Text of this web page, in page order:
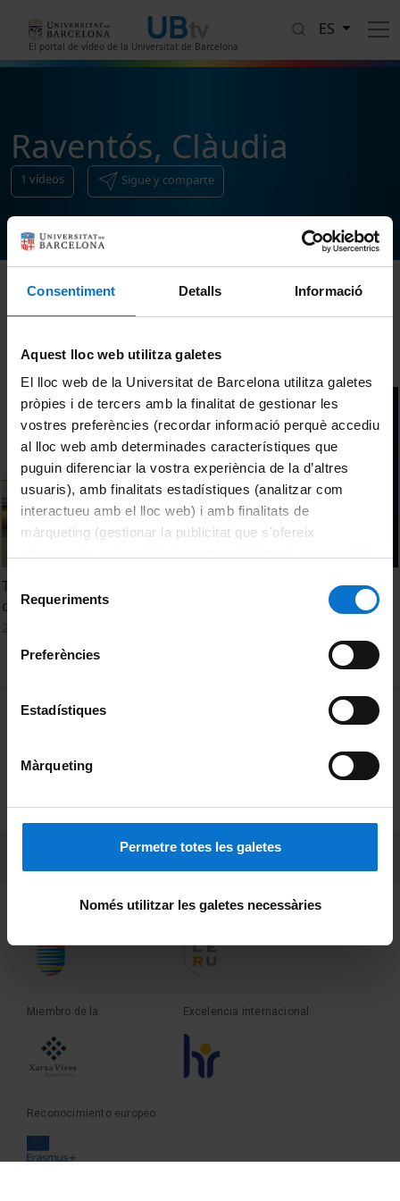
Consentiment Detalls Informació
Aquest lloc web utilitza galetes
El lloc web de la Universitat de Barcelona utilitza galetes
pròpies i de tercers amb la finalitat de gestionar les
vostres preferències (recordar informació perquè accediu
al lloc web amb determinades característiques que
puguin diferenciar la vostra experiència de la d’altres
usuaris), amb finalitats estadístiques (analitzar com
interactueu amb el lloc web) i amb finalitats de
màrqueting (gestionar la publicitat que s’ofereix
consultar laPolítica de galetes del lloc web de la
Selecció
de Requeriments
Preferències
Estadístiques
Màrqueting
Permetre totes les galetes
Només utilitzar les galetes necessàries
El portal de vídeo de la Universitat de Barcelona
ES
Raventós, Clàudia
1 vídeos Sigue y comparte
Ordenar
Taula rodona sobre el patrimoni literari en relació a la
creativitat
MENÚ PEU 1
Privacidad y términos
Sobre UBtv
Fundadora de la Miembro de la
Miembro de la Excelencia internacional
Reconocimiento europeo